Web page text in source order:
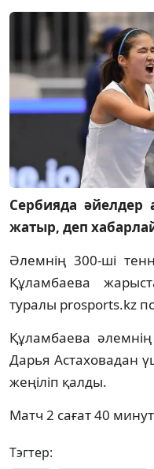
Сербияда әйелдер
жатыр, деп
Әлемнің 300-ші
Құламбаева
туралы prosports.kz
Құламбаева әлемнің
Дарья Астаховадан
жеңіліп қалды.
Матч 2 сағат 40
Тэгтер: